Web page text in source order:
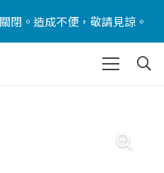
閉。造成不便，敬請見諒。